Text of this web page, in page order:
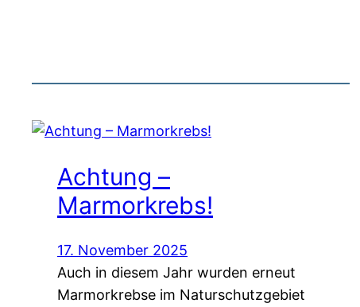
Achtung –
Marmorkrebs!
17. November 2025
Auch in diesem Jahr wurden erneut
Marmorkrebse im Naturschutzgebiet